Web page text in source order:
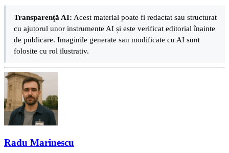
Transparență AI: Acest material poate fi redactat sau structurat
cu ajutorul unor instrumente AI și este verificat editorial înainte
de publicare. Imaginile generate sau modificate cu AI sunt
folosite cu rol ilustrativ.
Radu Marinescu